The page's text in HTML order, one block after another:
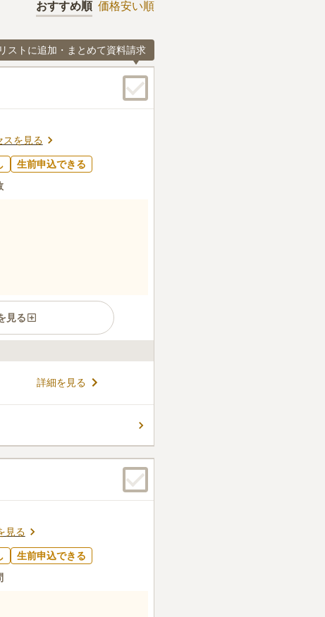
おすすめ順 価格安い順
ストに追加・まとめて資料請求
スを見る
生前申込できる
見る
参りができるお墓です。区
ぶことができ、ゆったりとし
全面アスファルトで雨の日
腰の弱い方でも安心してお
とお参りできる。必要なもの
。お供え物は、駅で購入。
詳細を見る
見る
生前申込できる